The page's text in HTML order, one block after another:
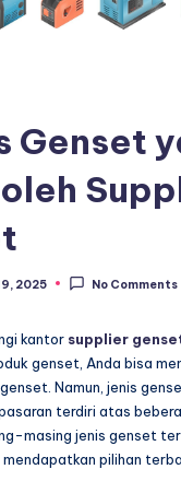
Genset
2025 No Comments
kantor supplier
genset, Anda bisa
Namun, jenis
terdiri atas
masing jenis genset
pilihan